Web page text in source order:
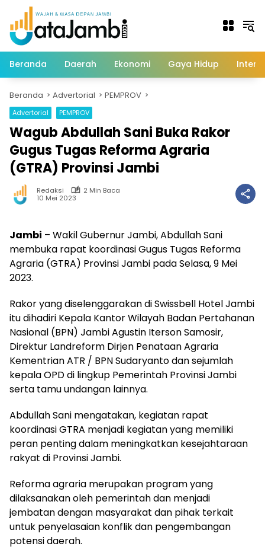
Langsung
konten
Beranda Daerah Ekonomi Gaya Hidup
Beranda Advertorial PEMPROV
Advertorial PEMPROV
Wagub Abdullah Sani Buka Rakor
Gugus Tugas Reforma Agraria
(GTRA) Provinsi Jambi
Redaksi
2 Min Baca
10 Mei 2023
Jambi – Wakil Gubernur Jambi, Abdullah Sani
membuka rapat koordinasi Gugus Tugas Reforma
Agraria (GTRA) Provinsi Jambi pada Selasa, 9 Mei
2023.
Rakor yang diselenggarakan di Swissbell Hotel Jambi
itu dihadiri Kepala Kantor Wilayah Badan Pertahanan
Nasional (BPN) Jambi Agustin Iterson Samosir,
Direktur Landreform Dirjen Penataan Agraria
Kementrian ATR / BPN Sudaryanto dan sejumlah
kepala OPD di lingkup Pemerintah Provinsi Jambi
serta tamu undangan lainnya.
Abdullah Sani mengatakan, kegiatan rapat
koordinasi GTRA menjadi kegiatan yang memiliki
peran penting dalam meningkatkan kesejahtaraan
rakyat di Provinsi Jambi.
Reforma agraria merupakan program yang
dilaksanakan oleh pemerintah dan menjadi
jembatan dengan masyarakat dan pihak terkait
untuk penyelasaian konflik dan pengembangan
potensi daerah.